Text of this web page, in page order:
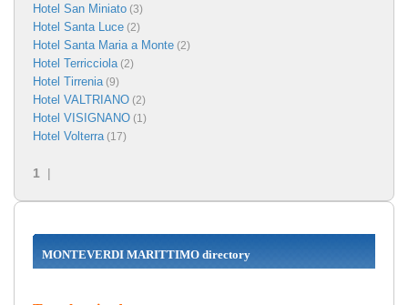
Hotel San Miniato (3)
Hotel Santa Luce (2)
Hotel Santa Maria a Monte (2)
Hotel Terricciola(2)
Hotel Tirrenia(9)
Hotel VALTRIANO (2)
Hotel VISIGNANO (1)
Hotel Volterra(17)
1 |
MONTEVERDI MARITTIMO directory